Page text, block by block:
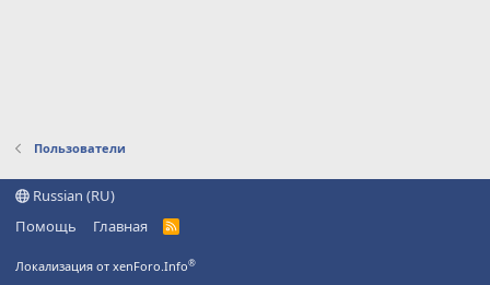
Пользователи
Russian (RU)
Помощь
Главная
R
Локализация от xenForo.Info®